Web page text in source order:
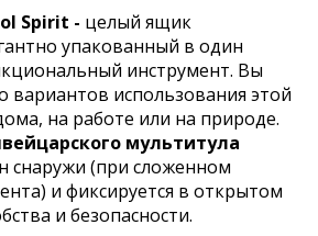
Spirit - целый ящик
упакованный в один
инструмент. Вы
вариантов использования этой
на работе или на природе.
мультитула
снаружи (при сложенном
и фиксируется в открытом
и безопасности.